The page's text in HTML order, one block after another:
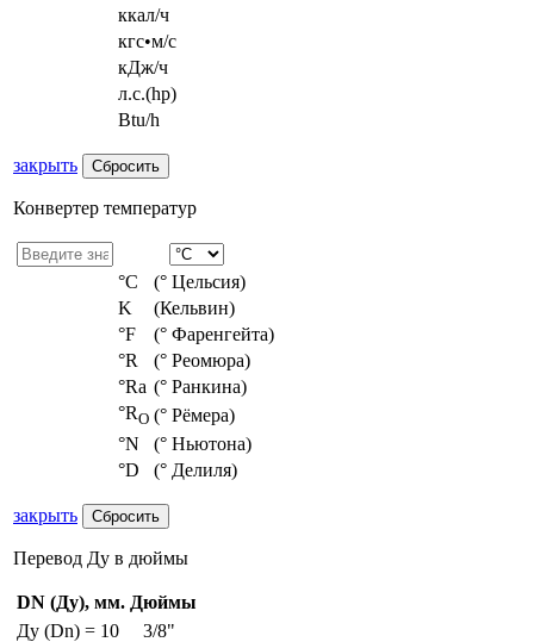
ккал/ч
кгс•м/с
кДж/ч
л.с.(hp)
Btu/h
закрыть
Конвертер температур
°С
(° Цельсия)
K
(Кельвин)
°F
(° Фаренгейта)
°R
(° Реомюра)
°Ra (° Ранкина)
°RO (° Рёмера)
°N
(° Ньютона)
°D
(° Делиля)
закрыть
Перевод Ду в дюймы
DN (Ду), мм. Дюймы
Ду (Dn) = 10
3/8"